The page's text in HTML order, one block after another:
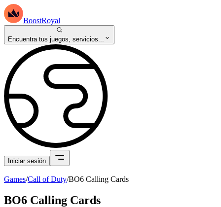
BoostRoyal
Encuentra tus juegos, servicios...
Iniciar sesión
Games/Call of Duty/BO6 Calling Cards
BO6 Calling Cards